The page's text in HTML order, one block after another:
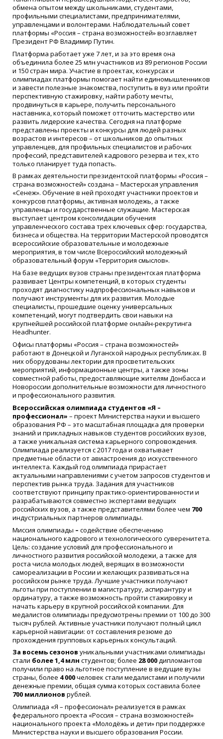
обмена опытом между школьниками, студентами,
профильными специалистами, предпринимателями,
управленцами и волонтерами. Наблюдательный совет
платформы «Россия – страна возможностей» возглавляет
Президент РФ Владимир Путин.
Платформа работает уже 7 лет, и за это время она
объединила более 25 млн участников из 89 регионов России
и 150 стран мира. Участие в проектах, конкурсах и
олимпиадах платформы помогает найти единомышленников
и завести полезные знакомства, поступить в вуз или пройти
перспективную стажировку, найти работу мечты,
продвинуться в карьере, получить персонального
наставника, который поможет отточить мастерство или
развить лидерские качества. Сегодня на платформе
представлены проекты и конкурсы для людей разных
возрастов и интересов – от школьников до опытных
управленцев, для профильных специалистов и рабочих
профессий, представителей кадрового резерва и тех, кто
только планирует туда попасть.
В рамках деятельности президентской платформы «Россия –
страна возможностей» создана – Мастерская управления
«Сенеж». Обучение в ней проходят участники проектов и
конкурсов платформы, активная молодежь, а также
управленцы и государственные служащие. Мастерская
выступает центром консолидации обучения
управленческого состава трех ключевых сфер: государства,
бизнеса и общества. На территории Мастерской проводятся
всероссийские образовательные и молодежные
мероприятия, в том числе Всероссийский молодежный
образовательный форум «Территория смыслов».
На базе ведущих вузов страны президентская платформа
развивает Центры компетенций, в которых студенты
проходят диагностику надпрофессиональных навыков и
получают инструменты для их развития. Молодые
специалисты, прошедшие оценку универсальных
компетенций, могут подтвердить свои навыки на
крупнейшей российской платформе онлайн-рекрутинга
Headhunter.
Офисы платформы «Россия – страна возможностей»
работают в Донецкой и Луганской народных республиках. В
них оборудованы лектории для просветительских
мероприятий, информационные центры, а также зоны
совместной работы, предоставляющие жителям Донбасса и
Новороссии дополнительные возможности для личностного
и профессионального развития.
Всероссийская олимпиада студентов «Я –
профессионал» – проект Министерства науки и высшего
образования РФ – это масштабная площадка для проверки
знаний и прикладных навыков студентов российских вузов,
а также уникальная система карьерного сопровождения.
Олимпиада реализуется с 2017 года и охватывает
предметные области от авиастроения до искусственного
интеллекта. Каждый год олимпиада прирастает
актуальными направлениями с учетом запросов студентов и
перспектив рынка труда. Задания для участников
соответствуют принципу практико-ориентированности и
разрабатываются совместно экспертами ведущих
российских вузов, а также представителями более чем 700
индустриальных партнеров олимпиады.
Миссия олимпиады – содействие обеспечению
национального кадрового и технологического суверенитета.
Цель: создание условий для профессионального и
личностного развития российской молодежи, а также для
роста числа молодых людей, верящих в возможности
самореализации в России и желающих развиваться на
российском рынке труда. Лучшие участники получают
льготы при поступлении в магистратуру, аспирантуру и
ординатуру, а также возможность пройти стажировку и
начать карьеру в крупной российской компании. Для
медалистов олимпиады предусмотрены премии от 100 до 300
тысяч рублей. Активные участники получают полный цикл
карьерной навигации: от составления резюме до
прохождения групповых карьерных консультаций.
За восемь сезонов уникальными участниками олимпиады
стали более 1,4 млн студентов; более 28 000дипломантов
получили право на льготное поступление в ведущие вузы
страны, более 4 000человек стали медалистами и получили
денежные премии, общая сумма которых составила более
700 миллионов рублей.
Олимпиада «Я – профессионал» реализуется в рамках
федерального проекта «Россия – страна возможностей»
национального проекта «Молодёжь и дети» при поддержке
Министерства науки и высшего образования России.